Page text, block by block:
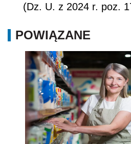
(Dz. U. z 2024 r. poz.
POWIĄZANE